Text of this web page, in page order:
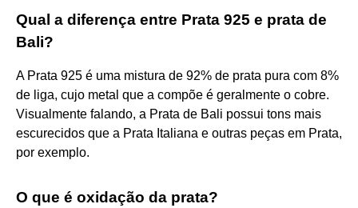
Qual a diferença entre Prata 925 e prata de
Bali?
A Prata 925 é uma mistura de 92% de prata pura com 8%
de liga, cujo metal que a compõe é geralmente o cobre.
Visualmente falando, a Prata de Bali possui tons mais
escurecidos que a Prata Italiana e outras peças em Prata,
por exemplo.
O que é oxidação da prata?